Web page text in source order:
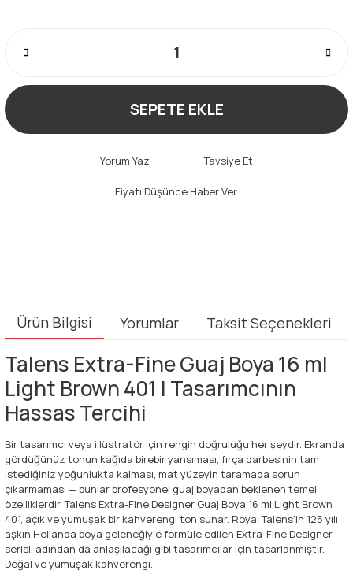
SEPETE EKLE
Yorum Yaz Tavsiye Et
Fiyatı Düşünce Haber Ver
Ürün Bilgisi Yorumlar Taksit Seçenekleri
Talens Extra-Fine Guaj Boya 16 ml
Light Brown 401 | Tasarımcının
Hassas Tercihi
Bir tasarımcı veya illüstratör için rengin doğruluğu her şeydir. Ekranda
gördüğünüz tonun kağıda birebir yansıması, fırça darbesinin tam
istediğiniz yoğunlukta kalması, mat yüzeyin taramada sorun
çıkarmaması — bunlar profesyonel guaj boyadan beklenen temel
özelliklerdir. Talens Extra-Fine Designer Guaj Boya 16 ml Light Brown
401, açık ve yumuşak bir kahverengi ton sunar. Royal Talens'in 125 yılı
aşkın Hollanda boya geleneğiyle formüle edilen Extra-Fine Designer
serisi, adından da anlaşılacağı gibi tasarımcılar için tasarlanmıştır.
Doğal ve yumuşak kahverengi.